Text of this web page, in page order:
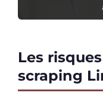
Les
scraping